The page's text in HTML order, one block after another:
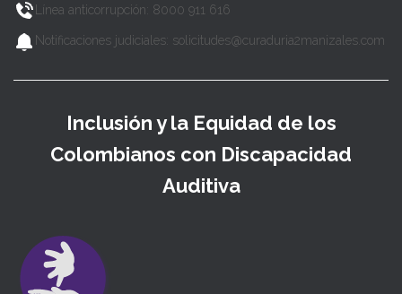
Línea anticorrupción: 8000 911 616
Notificaciones judiciales: solicitudes@curaduria2manizales.com
Inclusión y la Equidad de los
Colombianos con Discapacidad
Auditiva